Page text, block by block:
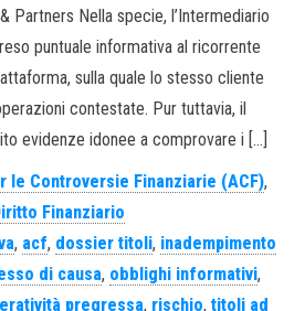
Partners Nella specie, l’Intermediario
puntuale informativa al ricorrente
sulla quale lo stesso cliente
contestate. Pur tuttavia, il
evidenze idonee a comprovare i […]
le Controversie Finanziarie (ACF),
Finanziario
, acf, dossier titoli, inadempimento
di causa, obblighi informativi,
pregressa, rischio, titoli ad